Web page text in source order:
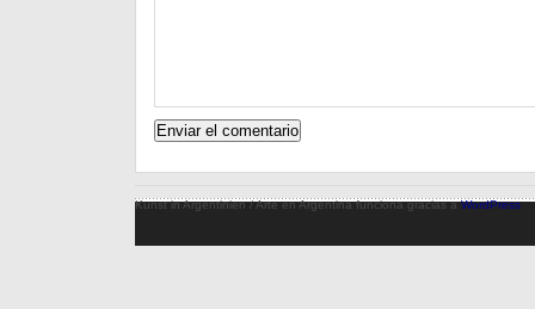
Kunst in Argentinien / Arte en Argentina funciona gracias aWordPress